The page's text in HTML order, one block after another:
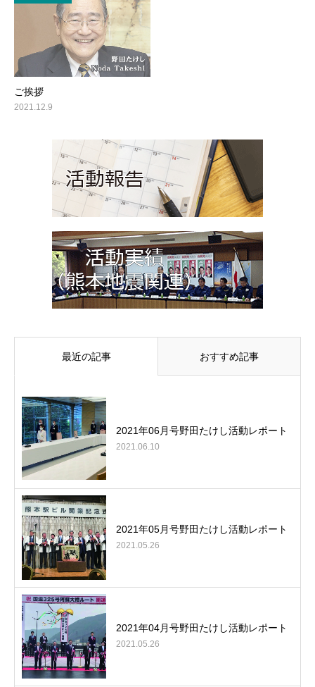
ご挨拶
2021.12.9
最近の記事 おすすめ記事
2021年06月号野田たけし活動レポート
2021.06.10
2021年05月号野田たけし活動レポート
2021.05.26
2021年04月号野田たけし活動レポート
2021.05.26